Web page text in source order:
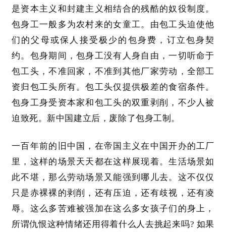
是资本主义和封建主义相结合的残酷的奴役制度。
包身工一般多为农村来的女童工。由包工头迫使他
们的父母或保人接受极少的包身费，订立包身契
约。包身期间，包身工没有人身自由，一切听命于
包工头，不准回家，不准到其他厂家劳动，全部工
资归包工头所有。包工头仅提供极差的食宿条件。
包身工身受资本家和包工头的双重剥削，不少 人被
迫致死。新中国建立后，废除了包身工制 。
一百年前的旧中国，在帝国主义在中国开办的工厂
里，这样的场景天天都在这样展现着。生活场景如
此不堪，那么劳动场景又能强到哪儿去。这不仅仅
只是赤裸裸的剥削，还有压迫，还有歧视，还有凌
辱。这么多苦难被强加在这么多女孩子们的身上，
所谓仇恨这种情绪还用得着什么人去挑起来吗? 如果